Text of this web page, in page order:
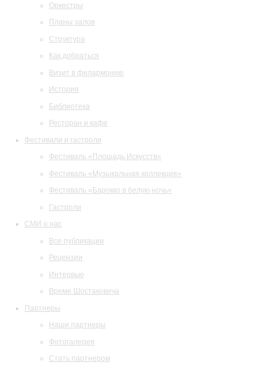
Оркестры
Планы залов
Структура
Как добраться
Визит в филармонию
История
Библиотека
Ресторан и кафе
Фестивали и гастроли
Фестиваль «Площадь Искусств»
Фестиваль «Музыкальная коллекция»
Фестиваль «Барокко в белую ночь»
Гастроли
СМИ о нас
Все публикации
Рецензии
Интервью
Время Шостаковича
Партнеры
Наши партнеры
Фотогалерея
Стать партнером